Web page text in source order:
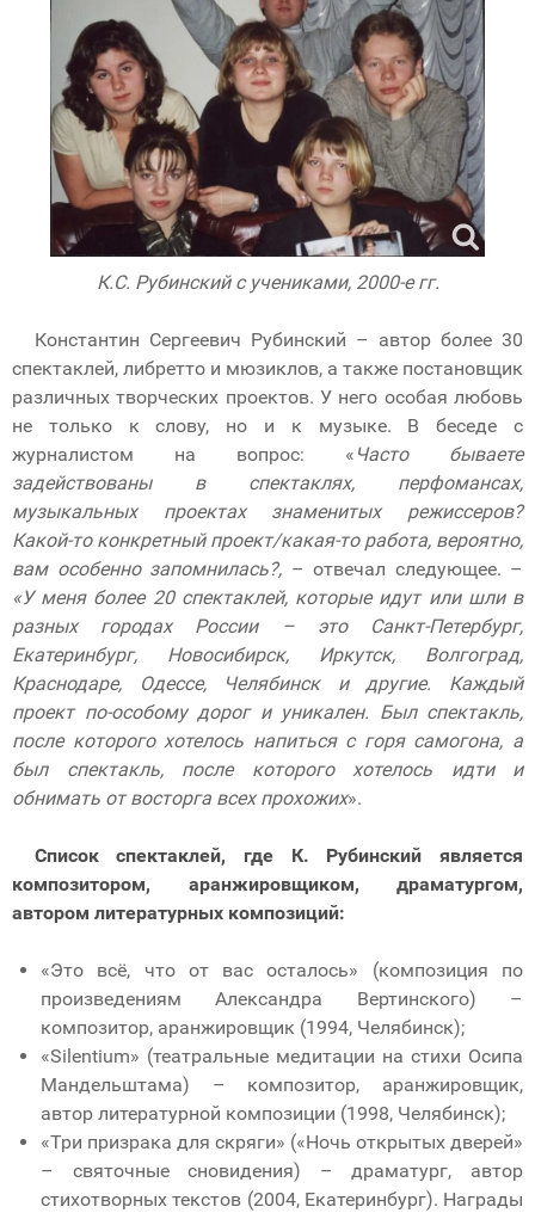
К.С. Рубинский с учениками, 2000-е гг.
Константин Сергеевич Рубинский – автор более 30
спектаклей, либретто и мюзиклов, а также постановщик
различных творческих проектов. У него особая любовь
не только к слову, но и к музыке. В беседе с
журналистом на вопрос: « Часто бываете
задействованы в спектаклях, перфомансах,
музыкальных проектах знаменитых режиссеров?
Какой-то конкретный проект/какая-то работа, вероятно,
вам особенно запомнилась?, – отвечал следующее. –
«У меня более 20 спектаклей, которые идут или шли в
разных городах России – это Санкт-Петербург,
Екатеринбург, Новосибирск, Иркутск, Волгоград,
Краснодаре, Одессе, Челябинск и другие. Каждый
проект по-особому дорог и уникален. Был спектакль,
после которого хотелось напиться с горя самогона, а
был спектакль, после которого хотелось идти и
обнимать от восторга всех прохожих».
Список спектаклей, где К. Рубинский является
композитором, аранжировщиком, драматургом,
автором литературных композиций:
«Это всё, что от вас осталось» (композиция по
произведениям Александра Вертинского) –
композитор, аранжировщик (1994, Челябинск);
«Silentium» (театральные медитации на стихи Осипа
Мандельштама) – композитор, аранжировщик,
автор литературной композиции (1998, Челябинск);
«Три призрака для скряги» («Ночь открытых дверей»
– святочные сновидения) – драматург, автор
стихотворных текстов (2004, Екатеринбург). Награды